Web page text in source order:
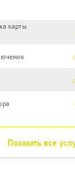
карты
Показать все